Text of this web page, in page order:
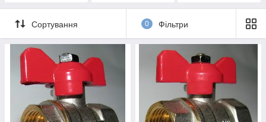
Сортування 0 Фільтри